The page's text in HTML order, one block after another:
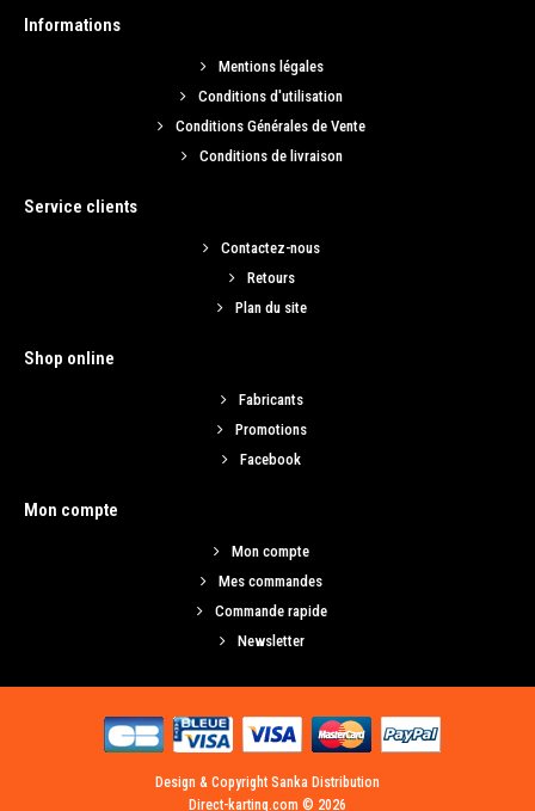
Informations
Mentions légales
Conditions d'utilisation
Conditions Générales de Vente
Conditions de livraison
Service clients
Contactez-nous
Retours
Plan du site
Shop online
Fabricants
Promotions
Facebook
Mon compte
Mon compte
Mes commandes
Commande rapide
Newsletter
Design & Copyright Sanka Distribution
Direct-karting.com © 2026